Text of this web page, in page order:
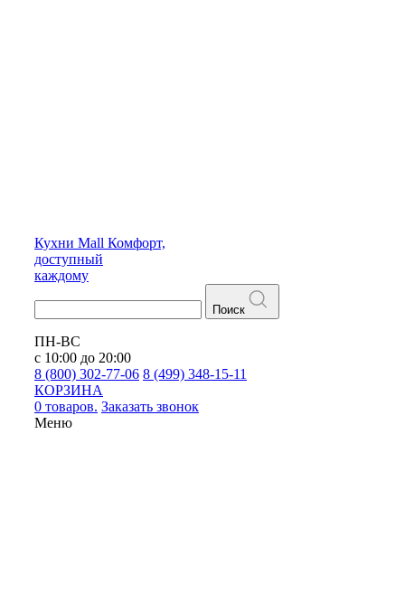
Кухни Mall Комфорт,
доступный
каждому
Поиск
ПН-ВС
с 10:00 до 20:00
8 (800) 302-77-06 8 (499) 348-15-11
КОРЗИНА
0 товаров. Заказать звонок
Меню